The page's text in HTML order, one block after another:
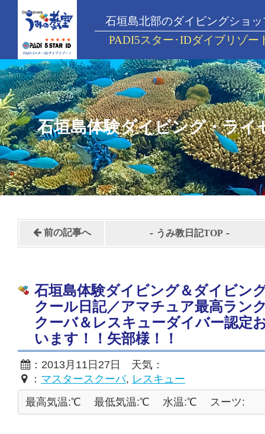
石垣島北部のダイビングショッ
PADI5スター･IDダイブリゾー
石垣島体験ダイビング・ライ
前の記事へ - うみ教日記TOP -
石垣島体験ダイビング＆ダイビン
クール日記／アマチュア最高ラン
クーバ＆レスキューダイバー認定
います！！矢部様！！
：2013月11日27日 天気：
： マスタースクーバ, レスキュー
最高気温:℃
最低気温:℃ 水温:℃ スーツ: